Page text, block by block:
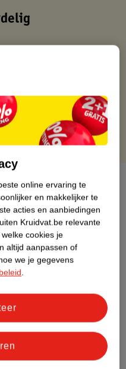
volgende dag in huis
online ervaring te
en makkelijker te
acties en aanbiedingen
Kruidvat.be relevante
cookies je
altijd aanpassen of
we je gegevens
.